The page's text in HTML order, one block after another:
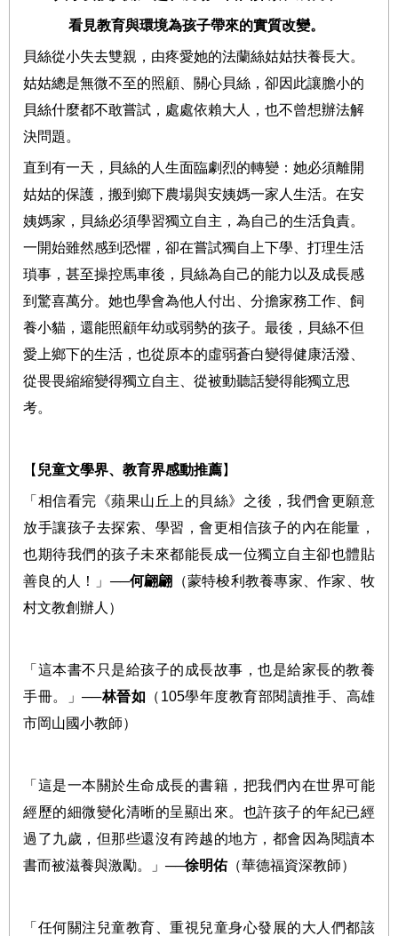
看見教育與環境為孩子帶來的實質改變。
貝絲從小失去雙親，由疼愛她的法蘭絲姑姑扶養長大。
姑姑總是無微不至的照顧、關心貝絲，卻因此讓膽小的
貝絲什麼都不敢嘗試，處處依賴大人，也不曾想辦法解
決問題。
直到有一天，貝絲的人生面臨劇烈的轉變：她必須離開
姑姑的保護，搬到鄉下農場與安姨媽一家人生活。在安
姨媽家，貝絲必須學習獨立自主，為自己的生活負責。
一開始雖然感到恐懼，卻在嘗試獨自上下學、打理生活
瑣事，甚至操控馬車後，貝絲為自己的能力以及成長感
到驚喜萬分。她也學會為他人付出、分擔家務工作、飼
養小貓，還能照顧年幼或弱勢的孩子。最後，貝絲不但
愛上鄉下的生活，也從原本的虛弱蒼白變得健康活潑、
從畏畏縮縮變得獨立自主、從被動聽話變得能獨立思
考。
【 兒童文學界、教育界感動推薦】
「相信看完《蘋果山丘上的貝絲》之後，我們會更願意
放手讓孩子去探索、學習，會更相信孩子的內在能量，
也期待我們的孩子未來都能長成一位獨立自主卻也體貼
善良的人！」 ──何翩翩 （蒙特梭利教養專家、作家、牧
村文教創辦人）
「這本書不只是給孩子的成長故事，也是給家長的教養
手冊。」 ──林晉如 （ 105學年度教育部閱讀推手、高雄
市岡山國小教師）
「這是一本關於生命成長的書籍，把我們內在世界可能
經歷的細微變化清晰的呈顯出來。也許孩子的年紀已經
過了九歲，但那些還沒有跨越的地方，都會因為閱讀本
書而被滋養與激勵。」 ──徐明佑（華德福資深教師）
「任何關注兒童教育、重視兒童身心發展的大人們都該